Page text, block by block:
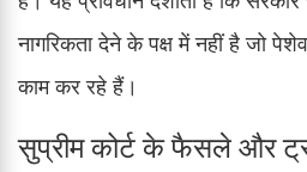
नागरिकता देने के पक्ष में नहीं है जो
काम कर रहे हैं।
सुप्रीम कोर्ट के फैसले और